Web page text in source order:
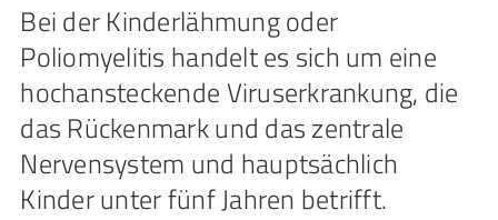
Bei der Kinderlähmung oder
Poliomyelitis handelt es sich um eine
hochansteckende Viruserkrankung, die
das Rückenmark und das zentrale
Nervensystem und hauptsächlich
Kinder unter fünf Jahren betrifft.